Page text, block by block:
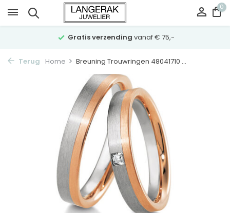
0
Gratis verzending vanaf € 75,-
Terug Home Breuning Trouwringen 48041710 ...